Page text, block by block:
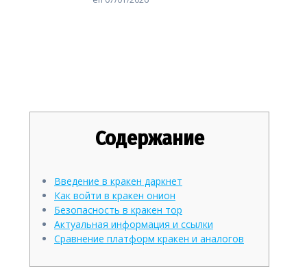
Содержание
Введение в кракен даркнет
Как войти в кракен онион
Безопасность в кракен тор
Актуальная информация и ссылки
Сравнение платформ кракен и аналогов